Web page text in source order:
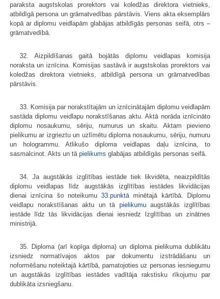
paraksta augstskolas prorektors vai koledžas direktora vietnieks,
atbildīgā persona un grāmatvedības pārstāvis. Viens akta eksemplārs
kopā ar diplomu veidlapām glabājas atbildīgās personas seifā, otrs –
grāmatvedībā.
32. Aizpildīšanas gaitā bojātās diplomu veidlapas komisija
noraksta un iznīcina. Komisijas sastāvā ir augstskolas prorektors vai
koledžas direktora vietnieks, atbildīgā persona un grāmatvedības
pārstāvis.
33. Komisija par norakstītajām un iznīcinātajām diplomu veidlapām
sastāda diplomu veidlapu norakstīšanas aktu. Aktā norāda iznīcināto
diplomu nosaukumu, sēriju, numurus un skaitu. Aktam pievieno
pielikumu ar izgrieztu un uzlīmētu diploma nosaukumu, sēriju, numuru
un hologrammu. Atlikušo diploma veidlapas daļu iznīcina, to
sasmalcinot. Akts un tā pielikums glabājas atbildīgās personas seifā.
34. Ja augstākās izglītības iestāde tiek likvidēta, neaizpildītās
diplomu veidlapas līdz augstākās izglītības iestādes likvidācijas
dienai iznīcina šo noteikumu33.punktāminētajā kārtībā. Diplomu
veidlapu norakstīšanas aktu un tā pielikumuaugstākās izglītības
iestāde līdz tās likvidācijas dienai iesniedz Izglītības un zinātnes
ministrijā.
35. Diploma (arī kopīga diploma) un diploma pielikuma dublikātu
izsniedz normatīvajos aktos par dokumentu izstrādāšanu un
noformēšanu noteiktajā kārtībā, pamatojoties uz personas iesniegumu
un augstākās izglītības iestādes vadītāja rakstisku rīkojumu par
dublikāta izsniegšanu.